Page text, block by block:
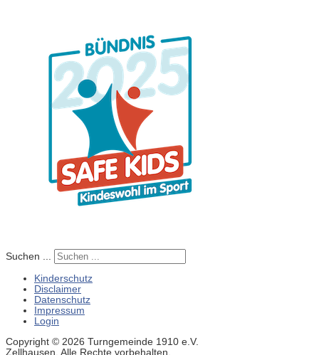
Suchen ...
Kinderschutz
Disclaimer
Datenschutz
Impressum
Login
Copyright © 2026 Turngemeinde 1910 e.V.
Zellhausen. Alle Rechte vorbehalten.